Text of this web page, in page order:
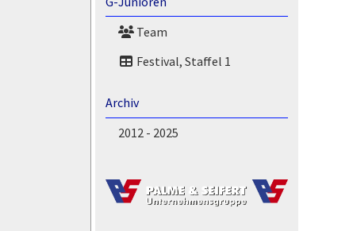
Team
Festival, Staffel 1
Archiv
2012 - 2025